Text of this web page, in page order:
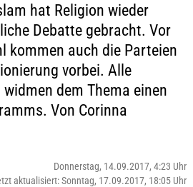
hat Religion wieder
Debatte gebracht. Vor
kommen auch die Parteien
vorbei. Alle
dem Thema einen
Von Corinna
Donnerstag, 14.09.2017, 4:23 Uhr
aktualisiert: Sonntag, 17.09.2017, 18:05 Uhr